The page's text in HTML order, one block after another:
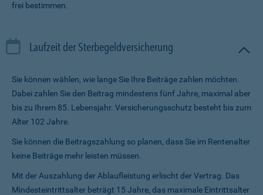
frei bestimmen.
Laufzeit der Sterbegeldversicherung
Sie können wählen, wie lange Sie Ihre Beiträge zahlen möchten.
Dabei zahlen Sie den Beitrag mindestens fünf Jahre, maximal aber
bis zu Ihrem 85. Lebensjahr. Versicherungsschutz besteht bis zum
Alter 102 Jahre.
Sie können die Beitragszahlung so planen, dass Sie im Renten­alter
keine Beiträge mehr leisten müssen.
Mit der Auszahlung der Ablaufleistung erlischt der Vertrag. Das
Mindesteintrittsalter beträgt 15 Jahre, das maximale Eintrittsalter